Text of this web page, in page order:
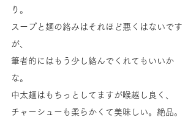
り。
スープと麺の絡みはそれほど悪くはないです
が、
筆者的にはもう少し絡んでくれてもいいか
な。
中太麺はもちっとしてますが喉越し良く、
チャーシューも柔らかくて美味しい。絶品。